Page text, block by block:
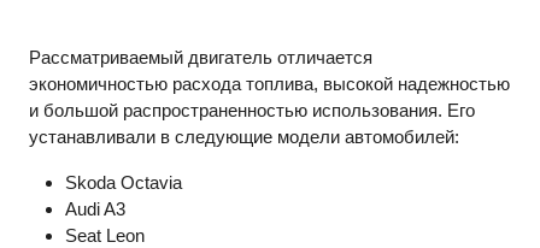
Рассматриваемый двигатель отличается
экономичностью расхода топлива, высокой надежностью
и большой распространенностью использования. Его
устанавливали в следующие модели автомобилей:
Skoda Octavia
Audi A3
Seat Leon